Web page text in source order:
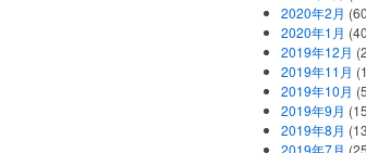
2020年2月
2020年1月
2019年12月
2019年11月
2019年10月
2019年9月
2019年8月
2019年7月